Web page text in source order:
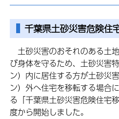
千葉県土砂災害危険住
土砂災害のおそれのある土
び身体を守るため、土砂災害
ン）内に居住する方が土砂災
ン）外へ住宅を移転する場合
る「千葉県土砂災害危険住宅
度から開始しました。